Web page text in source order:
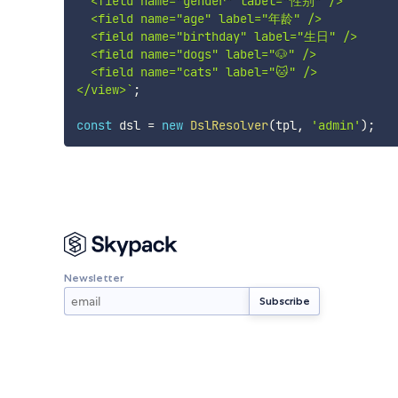
  <field name="age" label="年龄" />
  <field name="birthday" label="生日" />
  <field name="dogs" label="🐶" />
  <field name="cats" label="🐱" />
</view>` ;
const dsl = new DslResolver(tpl, 'admin' ) ;
Newsletter